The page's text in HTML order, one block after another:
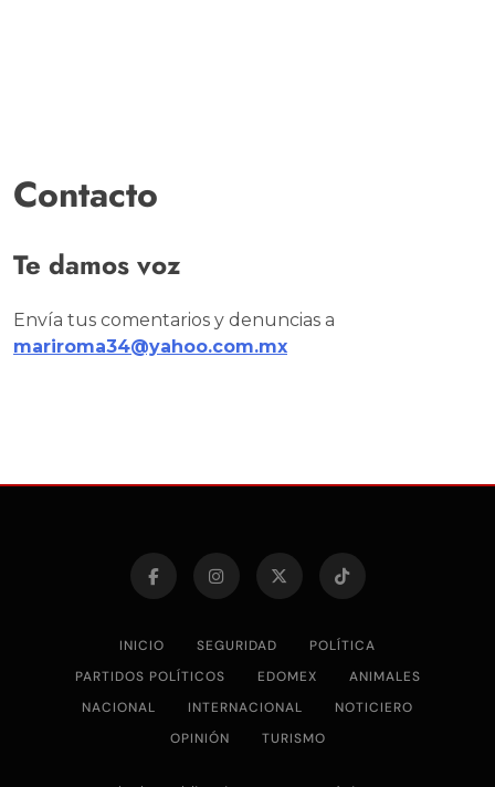
Contacto
Te damos voz
Envía tus comentarios y denuncias a
mariroma34@yahoo.com.mx
INICIO SEGURIDAD
POLÍTICA
PARTIDOS POLÍTICOS
EDOMEX
ANIMALES
NACIONAL
INTERNACIONAL
NOTICIERO
OPINIÓN
TURISMO